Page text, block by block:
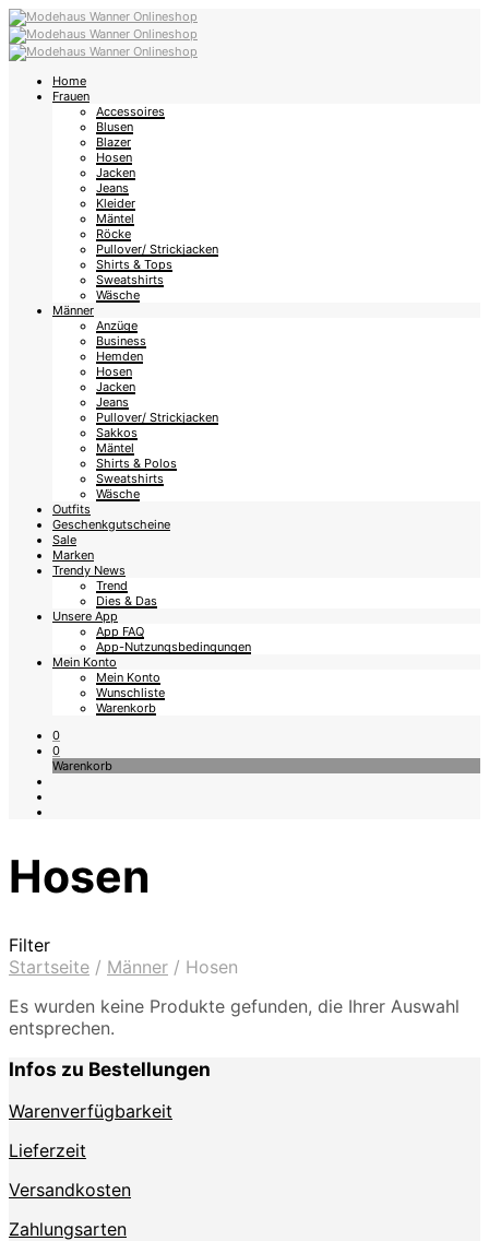
Home
Frauen
Accessoires
Blusen
Blazer
Hosen
Jacken
Jeans
Kleider
Mäntel
Röcke
Pullover/ Strickjacken
Shirts & Tops
Sweatshirts
Wäsche
Männer
Anzüge
Business
Hemden
Hosen
Jacken
Jeans
Pullover/ Strickjacken
Sakkos
Mäntel
Shirts & Polos
Sweatshirts
Wäsche
Outfits
Geschenkgutscheine
Sale
Marken
Trendy News
Trend
Dies & Das
Unsere App
App FAQ
App-Nutzungsbedingungen
Mein Konto
Mein Konto
Wunschliste
Warenkorb
0
0
Warenkorb
Hosen
Filter
Startseite / Männer / Hosen
Es wurden keine Produkte gefunden, die Ihrer Auswahl
entsprechen.
Infos zu Bestellungen
Warenverfügbarkeit
Lieferzeit
Versandkosten
Zahlungsarten